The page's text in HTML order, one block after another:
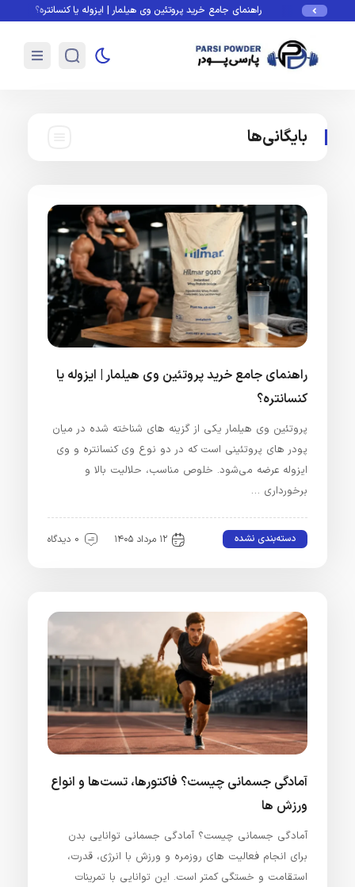
راهنمای جامع خرید پروتئین وی هیلمار | ایزوله یا کنسانتره؟
بایگانی‌ها
راهنمای جامع خرید پروتئین وی هیلمار | ایزوله یا
کنسانتره؟
پروتئین وی هیلمار یکی از گزینه‌ های شناخته‌ شده در میان
پودر های پروتئینی است که در دو نوع وی کنسانتره و وی
ایزوله عرضه می‌شود. خلوص مناسب، حلالیت بالا و
برخورداری …
دسته‌بندی نشده ۱۲ مرداد ۱۴۰۵ 0 دیدگاه
آمادگی جسمانی چیست؟ فاکتورها، تست‌ها و انواع
ورزش‌ ها
آمادگی جسمانی چیست؟ آمادگی جسمانی توانایی بدن
برای انجام فعالیت‌ های روزمره و ورزش با انرژی، قدرت،
استقامت و خستگی کمتر است. این توانایی با تمرینات